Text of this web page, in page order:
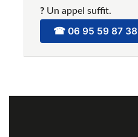
? Un appel suffit.
☎ 06 95 59 87 38